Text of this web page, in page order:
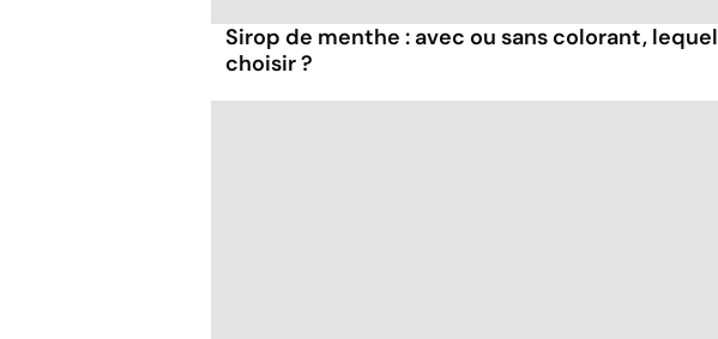
Sirop de menthe : avec ou sans colorant, lequel
choisir ?